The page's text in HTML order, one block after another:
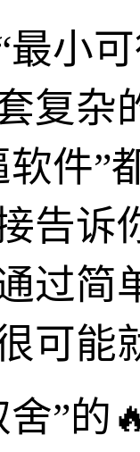
最小
复杂
件”
告诉
过简
可能
”的